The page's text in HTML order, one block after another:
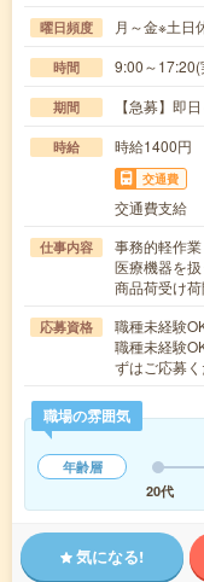
曜日頻度 月～金※土日
時間 9:00～
期間 【急募】即
時給 時給1400円
交通費
交通費支給
仕事内容
事務的軽作業
医療機器を
商品荷受け
応募資格
職種未経験
職種未経験
ずはご応募
職場の雰囲気
年齢層
20代
気になる!